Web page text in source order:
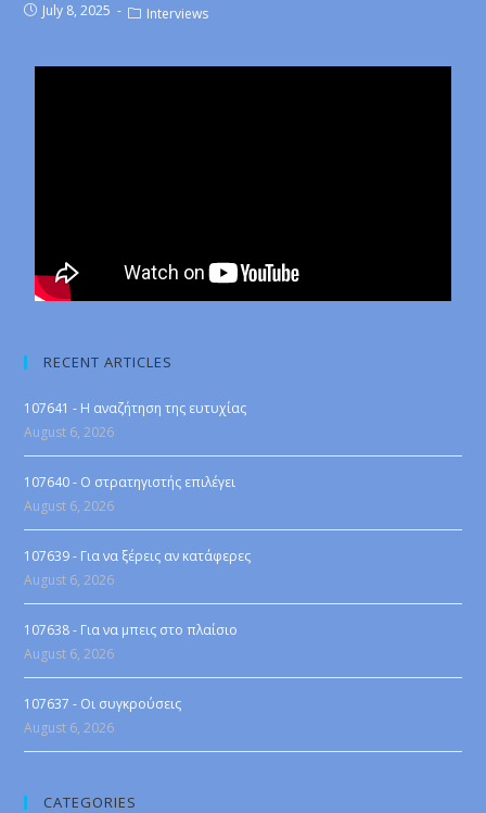
July 8, 2025 Interviews
RECENT ARTICLES
107641 - Η αναζήτηση της ευτυχίας
August 6, 2026
107640 - Ο στρατηγιστής επιλέγει
August 6, 2026
107639 - Για να ξέρεις αν κατάφερες
August 6, 2026
107638 - Για να μπεις στο πλαίσιο
August 6, 2026
107637 - Οι συγκρούσεις
August 6, 2026
CATEGORIES